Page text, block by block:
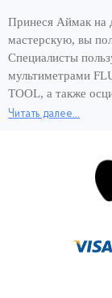
Принеся Аймак на
мастерскую, вы
Специалисты
мультиметрами
TOOL, а также
вот составляющие
пользоваться
обращайтесь для
официальный
кратчайшие
Читать далее...